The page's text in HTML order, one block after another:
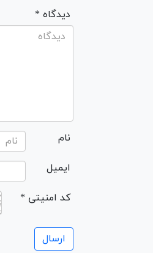
* دیدگاه
نام
ایمیل
* کد امنیتی